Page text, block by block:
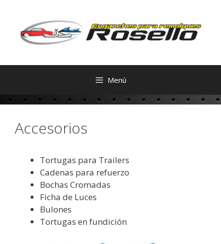
contenido
Menú
Accesorios
Tortugas para Trailers
Cadenas para refuerzo
Bochas Cromadas
Ficha de Luces
Bulones
Tortugas en fundición